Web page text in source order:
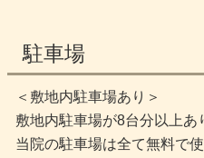
駐車場
＜敷地内駐車場あり＞
敷地内駐車場が8台分以上あ
当院の駐車場は全て無料で